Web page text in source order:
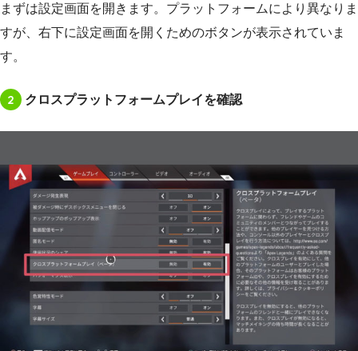
まずは設定画面を開きます。プラットフォームにより異なりま
すが、右下に設定画面を開くためのボタンが表示されていま
す。
2 クロスプラットフォームプレイを確認